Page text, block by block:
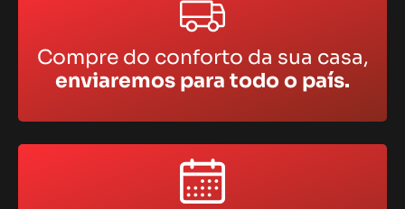
Compre do conforto da sua casa,
enviaremos para todo o país.